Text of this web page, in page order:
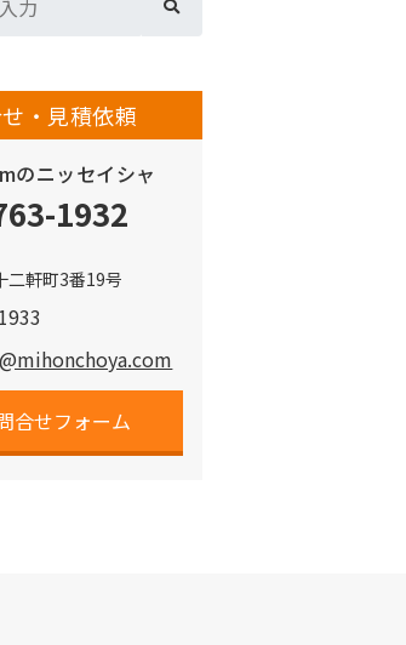
・見積依頼
のニッセイシャ
1932
二軒町3番19号
合せフォーム